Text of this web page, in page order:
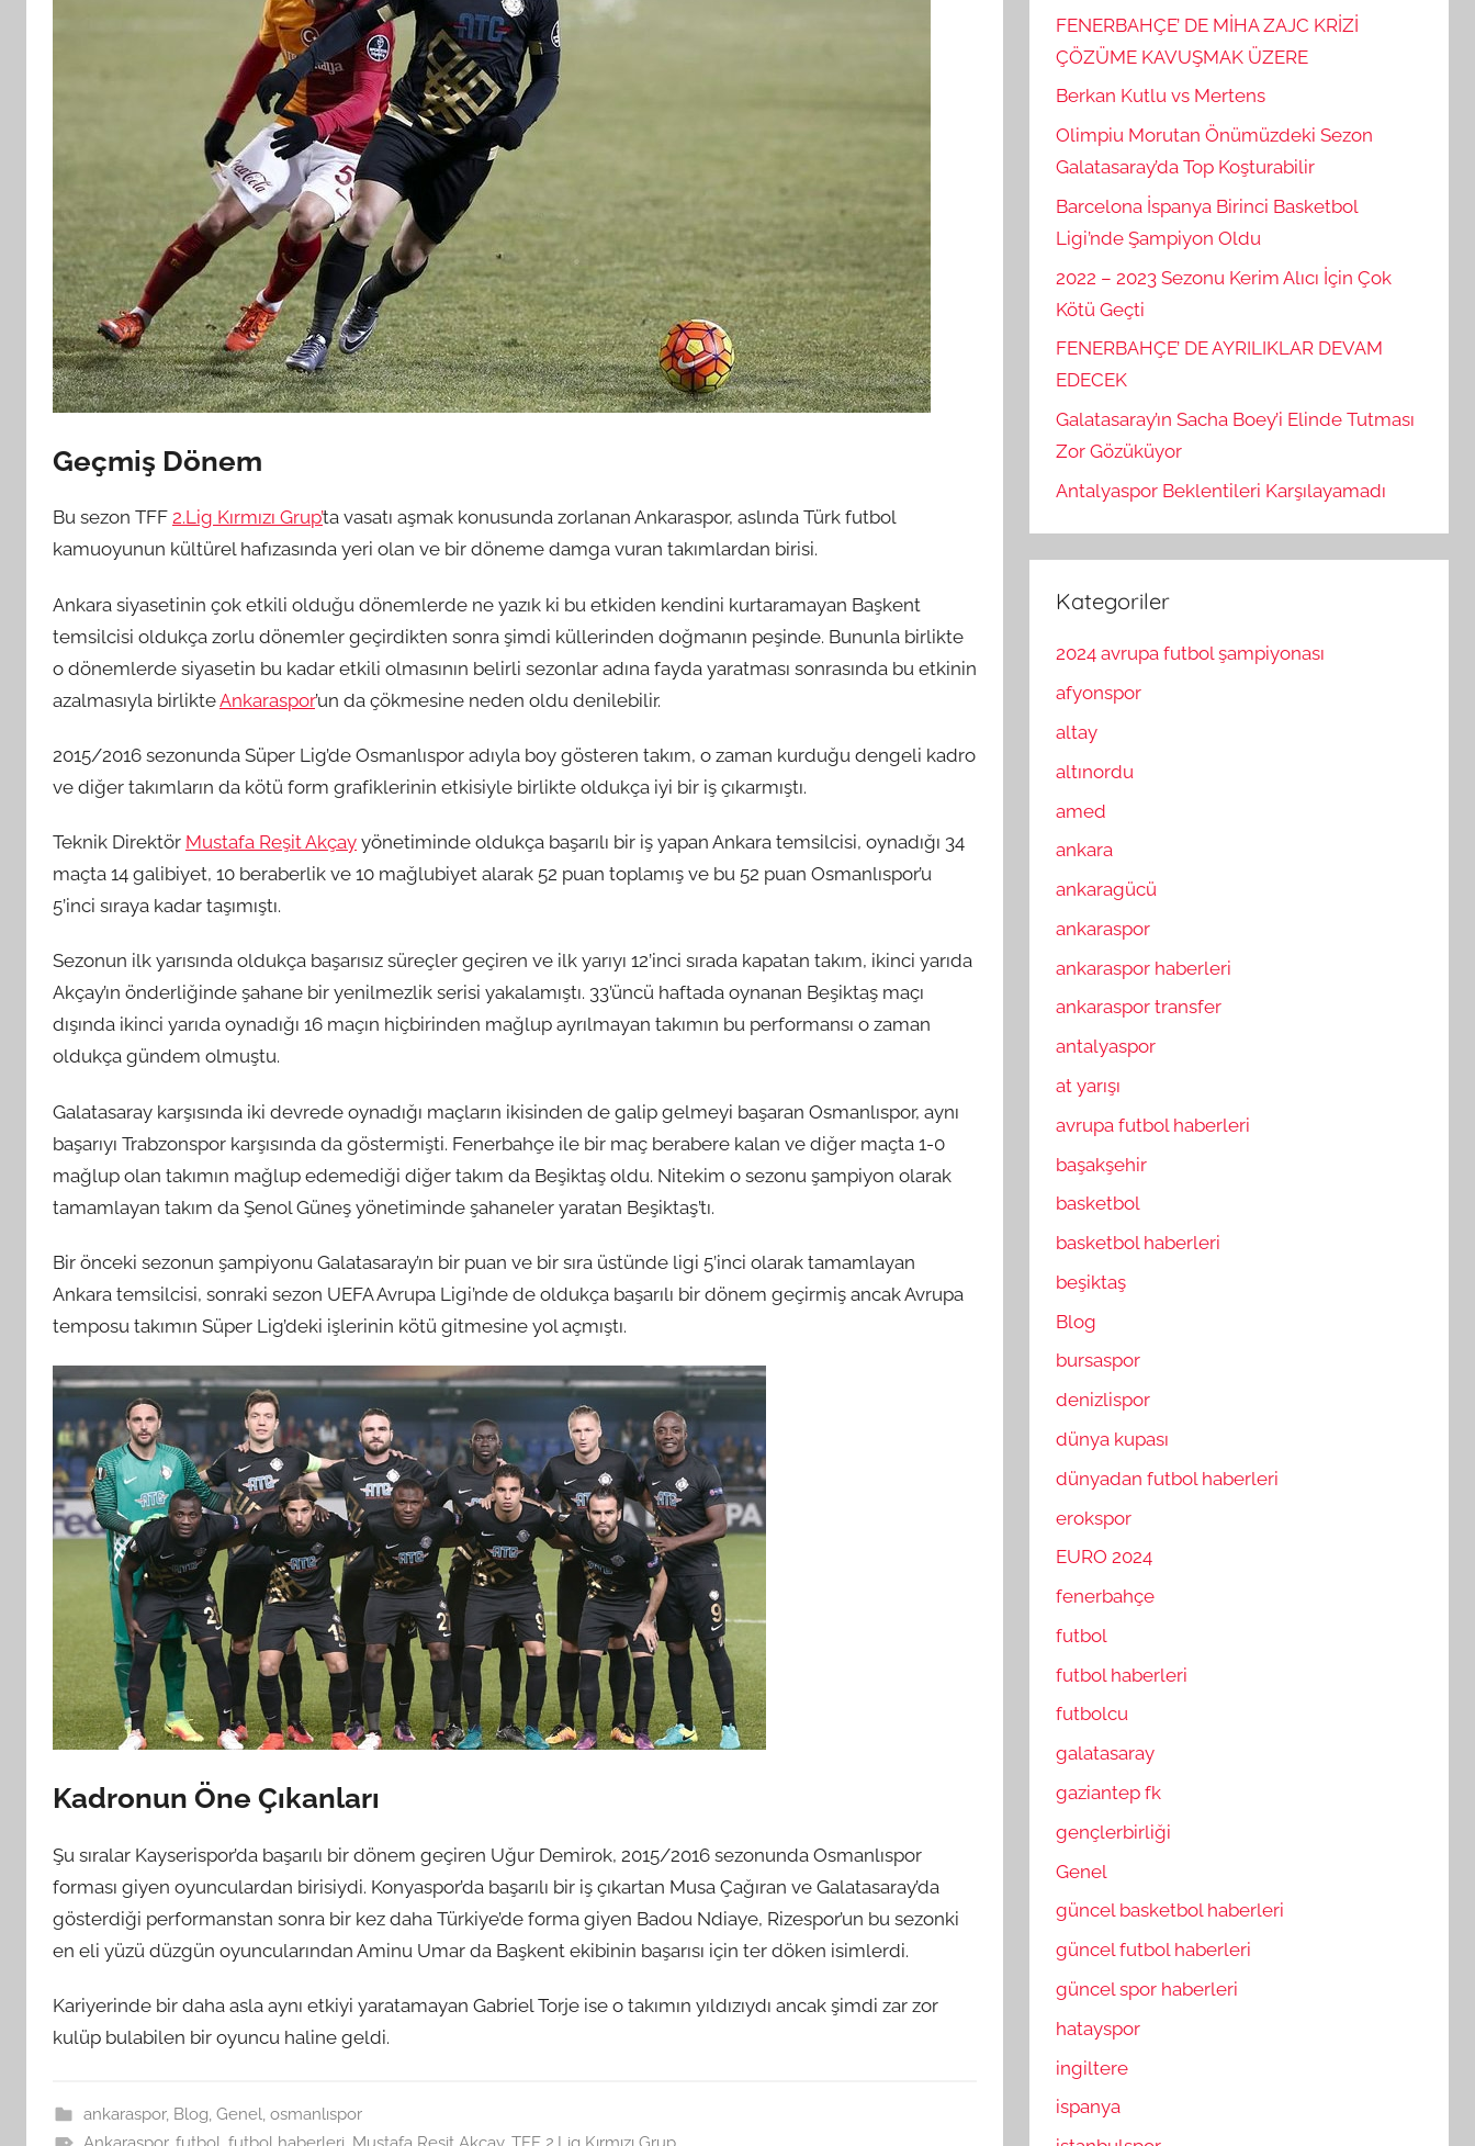
Geçmiş Dönem
Bu sezon TFF 2.Lig Kırmızı Grup’ta vasatı aşmak konusunda zorlanan Ankaraspor, aslında Türk futbol
kamuoyunun kültürel hafızasında yeri olan ve bir döneme damga vuran takımlardan birisi.
Ankara siyasetinin çok etkili olduğu dönemlerde ne yazık ki bu etkiden kendini kurtaramayan Başkent
temsilcisi oldukça zorlu dönemler geçirdikten sonra şimdi küllerinden doğmanın peşinde. Bununla birlikte
o dönemlerde siyasetin bu kadar etkili olmasının belirli sezonlar adına fayda yaratması sonrasında bu etkinin
azalmasıyla birlikteAnkaraspor’un da çökmesine neden oldu denilebilir.
2015/2016 sezonunda Süper Lig’de Osmanlıspor adıyla boy gösteren takım, o zaman kurduğu dengeli kadro
ve diğer takımların da kötü form grafiklerinin etkisiyle birlikte oldukça iyi bir iş çıkarmıştı.
Teknik Direktör Mustafa Reşit Akçay yönetiminde oldukça başarılı bir iş yapan Ankara temsilcisi, oynadığı 34
maçta 14 galibiyet, 10 beraberlik ve 10 mağlubiyet alarak 52 puan toplamış ve bu 52 puan Osmanlıspor’u
5’inci sıraya kadar taşımıştı.
Sezonun ilk yarısında oldukça başarısız süreçler geçiren ve ilk yarıyı 12’inci sırada kapatan takım, ikinci yarıda
Akçay’ın önderliğinde şahane bir yenilmezlik serisi yakalamıştı. 33’üncü haftada oynanan Beşiktaş maçı
dışında ikinci yarıda oynadığı 16 maçın hiçbirinden mağlup ayrılmayan takımın bu performansı o zaman
oldukça gündem olmuştu.
Galatasaray karşısında iki devrede oynadığı maçların ikisinden de galip gelmeyi başaran Osmanlıspor, aynı
başarıyı Trabzonspor karşısında da göstermişti. Fenerbahçe ile bir maç berabere kalan ve diğer maçta 1-0
mağlup olan takımın mağlup edemediği diğer takım da Beşiktaş oldu. Nitekim o sezonu şampiyon olarak
tamamlayan takım da Şenol Güneş yönetiminde şahaneler yaratan Beşiktaş’tı.
Bir önceki sezonun şampiyonu Galatasaray’ın bir puan ve bir sıra üstünde ligi 5’inci olarak tamamlayan
Ankara temsilcisi, sonraki sezon UEFA Avrupa Ligi’nde de oldukça başarılı bir dönem geçirmiş ancak Avrupa
temposu takımın Süper Lig’deki işlerinin kötü gitmesine yol açmıştı.
Kadronun Öne Çıkanları
Şu sıralar Kayserispor’da başarılı bir dönem geçiren Uğur Demirok, 2015/2016 sezonunda Osmanlıspor
forması giyen oyunculardan birisiydi. Konyaspor’da başarılı bir iş çıkartan Musa Çağıran ve Galatasaray’da
gösterdiği performanstan sonra bir kez daha Türkiye’de forma giyen Badou Ndiaye, Rizespor’un bu sezonki
en eli yüzü düzgün oyuncularından Aminu Umar da Başkent ekibinin başarısı için ter döken isimlerdi.
Kariyerinde bir daha asla aynı etkiyi yaratamayan Gabriel Torje ise o takımın yıldızıydı ancak şimdi zar zor
kulüp bulabilen bir oyuncu haline geldi.
ankaraspor, Blog, Genel, osmanlıspor
FENERBAHÇE’ DE MİHA ZAJC KRİZİ
ÇÖZÜME KAVUŞMAK ÜZERE
Berkan Kutlu vs Mertens
Olimpiu Morutan Önümüzdeki Sezon
Galatasaray’da Top Koşturabilir
Barcelona İspanya Birinci Basketbol
Ligi’nde Şampiyon Oldu
2022 – 2023 Sezonu Kerim Alıcı İçin Çok
Kötü Geçti
FENERBAHÇE’ DE AYRILIKLAR DEVAM
EDECEK
Galatasaray’ın Sacha Boey’i Elinde Tutması
Zor Gözüküyor
Antalyaspor Beklentileri Karşılayamadı
Kategoriler
2024 avrupa futbol şampiyonası
afyonspor
altay
altınordu
amed
ankara
ankaragücü
ankaraspor
ankaraspor haberleri
ankaraspor transfer
antalyaspor
at yarışı
avrupa futbol haberleri
başakşehir
basketbol
basketbol haberleri
beşiktaş
Blog
bursaspor
denizlispor
dünya kupası
dünyadan futbol haberleri
erokspor
EURO 2024
fenerbahçe
futbol
futbol haberleri
futbolcu
galatasaray
gaziantep fk
gençlerbirliği
Genel
güncel basketbol haberleri
güncel futbol haberleri
güncel spor haberleri
hatayspor
ingiltere
ispanya